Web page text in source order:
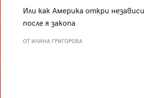
Или как Америка откри
после я закопа
ОТ ИЛИНА ГРИГОРОВА